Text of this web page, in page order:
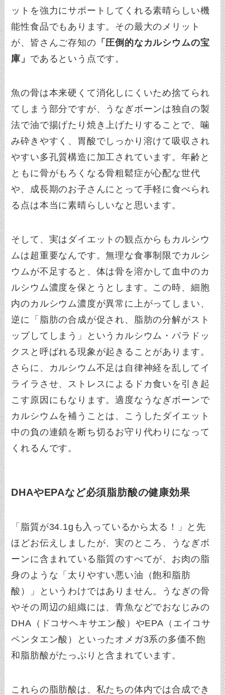
ットを強力にサポートしてくれる素晴らしい機
能性食品でもあります。その最大のメリット
が、皆さんご存知の 「圧倒的なカルシウムの宝
庫」 であるという点です。
魚の骨は本来硬くて消化しにくいため捨てられ
てしまう部分ですが、うなぎボーンは独自の製
法で油で揚げたり焼き上げたりすることで、噛
み砕きやすく、胃酸でしっかり溶けて吸収され
やすい多孔質構造に加工されています。年齢と
ともに骨がもろくなる骨粗鬆症が心配な世代
や、成長期のお子さんにとって手軽に食べられ
る点は本当に素晴らしいなと思います。
そして、実はダイエットの観点からもカルシウ
ムは超重要なんです。無理な食事制限でカルシ
ウムが不足すると、体は骨を溶かして血中のカ
ルシウム濃度を保とうとします。この時、細胞
内のカルシウム濃度が異常に上がってしまい、
逆に「脂肪の合成が促され、脂肪の分解がスト
ップしてしまう」というカルシウム・パラドッ
クスと呼ばれる現象が起きることがあります。
さらに、カルシウム不足は自律神経を乱してイ
ライラさせ、ストレスによるドカ食いを引き起
こす原因にもなります。適度なうなぎボーンで
カルシウムを補うことは、こうしたダイエット
中の負の連鎖を断ち切るお守り代わりになって
くれるんです。
DHAやEPAなど必須脂肪酸の健康効果
「脂質が34.1gも入っているから太る！」と先
ほどお伝えしましたが、実のところ、うなぎボ
ーンに含まれている脂質のすべてが、お肉の脂
身のような「太りやすい悪い油（飽和脂肪
酸）」というわけではありません。うなぎの骨
やその周辺の組織には、青魚などでおなじみの
DHA（ドコサヘキサエン酸）やEPA（エイコサ
ペンタエン酸）といったオメガ3系の多価不飽
和脂肪酸がたっぷりと含まれています。
これらの脂肪酸は、私たちの体内では合成でき